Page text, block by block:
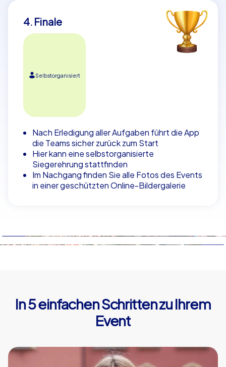
4. Finale
Selbstorganisiert
Nach Erledigung aller Aufgaben führt die App
die Teams sicher zurück zum Start
Hier kann eine selbstorganisierte
Siegerehrung stattfinden
Im Nachgang finden Sie alle Fotos des Events
in einer geschützten Online-Bildergalerie
In 5 einfachen Schritten zu Ihrem
Event